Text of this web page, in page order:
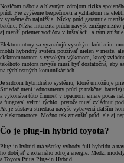
Nosičom náboja a hlavným zdrojom rizika
prúd. Pre zvýšenie bezpečnosti a vzhľadom na
v systéme čo najnižšia. Nízky prúd garantuje
batérie. Nízka intenzita prúdu navyše znižuje riziko
aj menší priemer vodičov v inštalácii, a tým
Elektromotory sa vyznačujú vysokým krútiacim
mohli hybridný systém používať nielen v meste,
elektromotorom s vysokým výkonom, ktorý
takéhoto motora navyše musí byť dostatočná, aby
na rýchlostných komunikáciách.
Je srdcom hybridného systému, ktoré umožňuje
Striedač mení jednosmerný prúd (z trakčnej
a vykonáva túto činnosť v opačnom smere počas
a fungoval veľmi rýchlo, pretože musí zvládnuť
Ak je sústava striedača navyše vybavená ďalším
v elektromotore. Možno tak zmenšiť prúd, ale aj
Čo je plug-in hybrid toyota?
Plug-in hybrid má všetky výhody full-hybridu a
ho dobíjať z externého zdroja energie. Medzi
a Toyota Prius Plug-in Hybrid.